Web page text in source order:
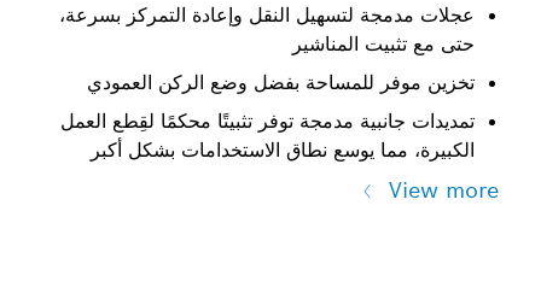
عجلات مدمجة لتسهيل النقل وإعادة التمركز بسرعة،
حتى مع تثبيت المناشير
تخزين موفر للمساحة بفضل وضع الركن العمودي
تمديدات جانبية مدمجة توفر تثبيتًا محكمًا لقِطع العمل
الكبيرة، مما يوسع نطاق الاستخدامات بشكل أكبر
View more